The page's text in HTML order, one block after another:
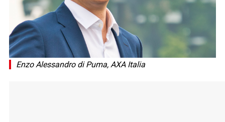
Enzo Alessandro di Puma, AXA Italia